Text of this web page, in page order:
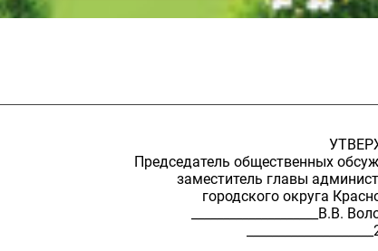
Председатель общественных
заместитель главы
городского округа
____________________В.В.